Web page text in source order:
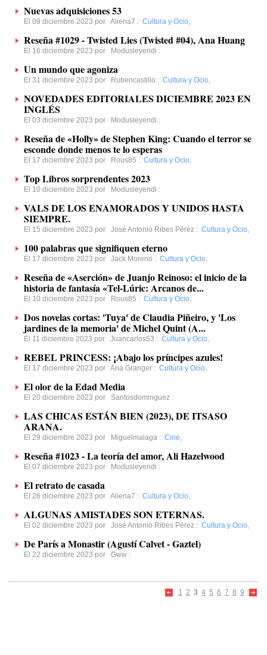
Nuevas adquisiciones 53
El 09 diciembre 2023 por Aliena7 : Cultura y Ocio,
Reseña #1029 - Twisted Lies (Twisted #04), Ana Huang
El 16 diciembre 2023 por Modusleyendi :
Un mundo que agoniza
El 31 diciembre 2023 por Rubencastillo : Cultura y Ocio,
NOVEDADES EDITORIALES DICIEMBRE 2023 EN
INGLÉS
El 03 diciembre 2023 por Modusleyendi :
Reseña de «Holly» de Stephen King: Cuando el terror se
esconde donde menos te lo esperas
El 17 diciembre 2023 por Rous85 : Cultura y Ocio,
Top Libros sorprendentes 2023
El 10 diciembre 2023 por Modusleyendi :
VALS DE LOS ENAMORADOS Y UNIDOS HASTA
SIEMPRE.
El 15 diciembre 2023 por José Antonio Ribes Pérez : Cultura y Ocio,
100 palabras que signifiquen eterno
El 17 diciembre 2023 por Jack Moreno : Cultura y Ocio,
Reseña de «Aserción» de Juanjo Reinoso: el inicio de la
historia de fantasía «Tel-Lúric: Arcanos de...
El 10 diciembre 2023 por Rous85 : Cultura y Ocio,
Dos novelas cortas: 'Tuya' de Claudia Piñeiro, y 'Los
jardines de la memoria' de Michel Quint (A...
El 11 diciembre 2023 por Juancarlos53 : Cultura y Ocio,
REBEL PRINCESS: ¡Abajo los príncipes azules!
El 17 diciembre 2023 por Ana Granger : Cultura y Ocio,
El olor de la Edad Media
El 20 diciembre 2023 por Santosdominguez :
LAS CHICAS ESTÁN BIEN (2023), DE ITSASO
ARANA.
El 29 diciembre 2023 por Miguelmalaga : Cine,
Reseña #1023 - La teoría del amor, Ali Hazelwood
El 07 diciembre 2023 por Modusleyendi :
El retrato de casada
El 26 diciembre 2023 por Aliena7 : Cultura y Ocio,
ALGUNAS AMISTADES SON ETERNAS.
El 02 diciembre 2023 por José Antonio Ribes Pérez : Cultura y Ocio,
De París a Monastir (Agustí Calvet - Gaztel)
El 22 diciembre 2023 por Gww :
1 2 3 4 5 6 7 8 9